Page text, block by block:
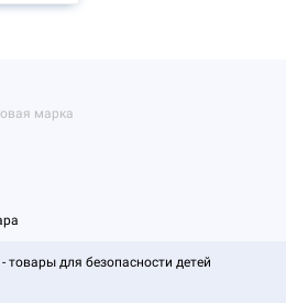
марка
товары для безопасности детей